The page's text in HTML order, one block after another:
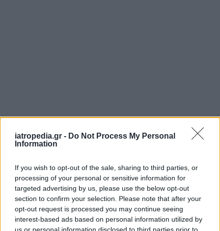
iatropedia.gr - Do Not Process My Personal
Information
If you wish to opt-out of the sale, sharing to third parties, or
processing of your personal or sensitive information for
targeted advertising by us, please use the below opt-out
section to confirm your selection. Please note that after your
opt-out request is processed you may continue seeing
interest-based ads based on personal information utilized by
us or personal information disclosed to third parties prior to